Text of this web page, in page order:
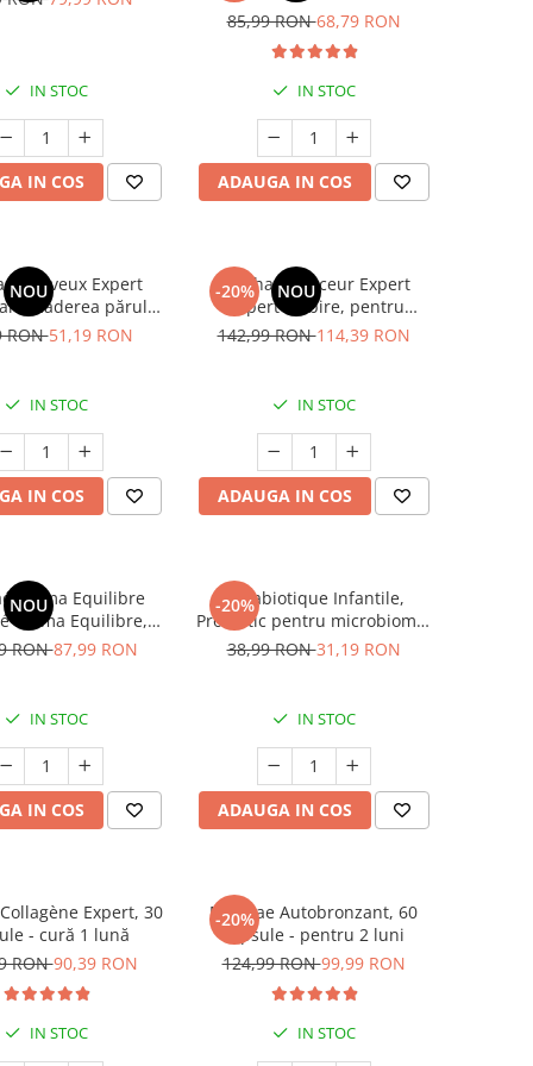
IN STOC
IN COS
85,99 RON68,79 RON
IN STOC
ADAUGA IN COS
NOU
Cheveux Expert
căderea părului,
200 ml
RON51,19 RON
IN STOC
IN COS
-20% NOU
Manhaé Minceur Expert
(Expert Slăbire, pentru
reducerea în greutate) *
142,99 RON114,39 RON
IN STOC
ADAUGA IN COS
NOU
Intima Equilibre
Intima Equilibre,
Intim, sanatatea
RON87,99 RON
IN STOC
IN COS
-20%
Ultrabiotique Infantile,
Probiotic pentru microbiomul
copiilor, 7 plicuri
38,99 RON31,19 RON
IN STOC
ADAUGA IN COS
Expert, 30
- cură 1 lună
RON90,39 RON
IN STOC
-20%
Manhae Autobronzant, 60
capsule - pentru 2 luni
124,99 RON99,99 RON
IN STOC